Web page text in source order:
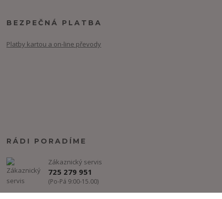
BEZPEČNÁ PLATBA
Platby kartou a on-line převody
RÁDI PORADÍME
Zákaznický servis
725 279 951
(Po-Pá 9:00-15.00)